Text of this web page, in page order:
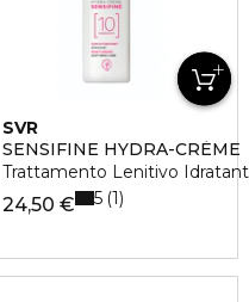
Versione Ricca
SVR
SENSIFINE HYDRA-CRÈME
Trattamento Lenitivo
24,50 € 5 1